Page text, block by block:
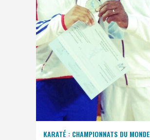
KARATÉ : CHAMPIONNATS DU MONDE